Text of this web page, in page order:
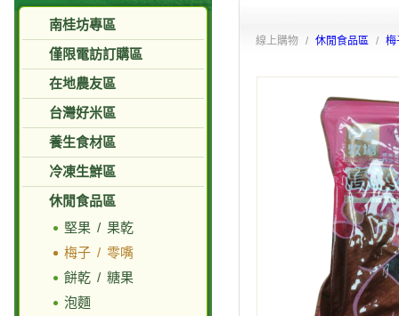
南桂坊專區
僅限電訪訂購區
在地農友區
台灣好米區
養生食材區
冷凍生鮮區
休閒食品區
堅果 / 果乾
梅子 / 零嘴
餅乾 / 糖果
泡麵
線上購物 /休閒食品區 /